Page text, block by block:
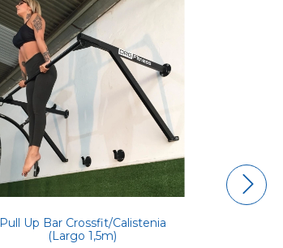
Pull Up Bar Crossfit/Calistenia
(Largo 1,5m)